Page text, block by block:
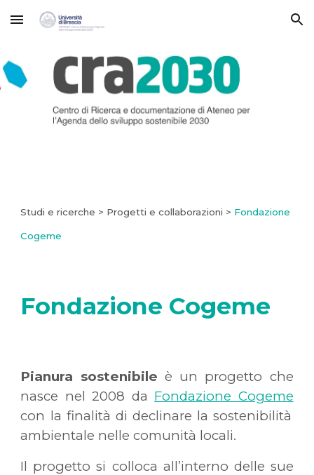
Skip to main content Skip to navigation
Studi e ricerche > Progetti e collaborazioni > Fondazione
Cogeme
Fondazione Cogeme
Pianura sostenibile è un progetto che
nasce nel 2008 da Fondazione Cogeme
con la finalità di declinare la sostenibilità
ambientale nelle comunità locali.
Il progetto si colloca all’interno delle sue